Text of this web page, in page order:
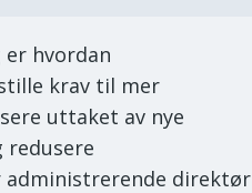
hvordan
krav til mer
uttaket av nye
redusere
direktør